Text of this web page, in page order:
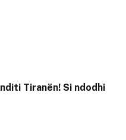
Tiranën! Si ndodhi